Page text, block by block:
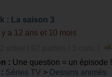
: La saison 3
y a 12 ans et 10 mois
: Une question = un épisode !
Séries TV > Dessins animés